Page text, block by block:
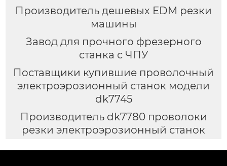
Производитель дешевых EDM резки
машины
Завод для прочного фрезерного
станка с ЧПУ
Поставщики купившие проволочный
электроэрозионный станок модели
dk7745
Производитель dk7780 проволоки
резки электроэрозионный станок